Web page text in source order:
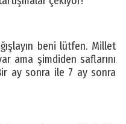
beni lütfen. Millet
ama şimdiden saflarını
ay sonra ile 7 ay sonra